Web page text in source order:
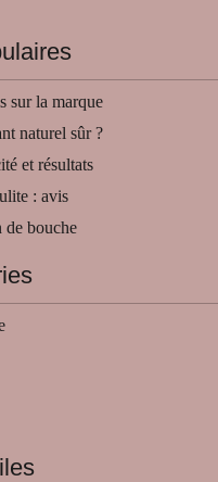
sur la marque
naturel sûr ?
et résultats
: avis
de bouche